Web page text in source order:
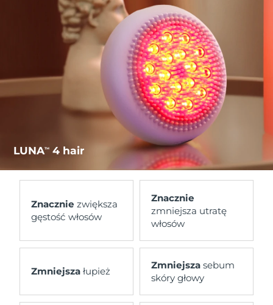
LUNATM4 hair
Znacznie zwiększa
gęstość włosów
Znacznie
zmniejsza utratę
włosów
Zmniejszałupież
Zmniejszasebum
skóry głowy